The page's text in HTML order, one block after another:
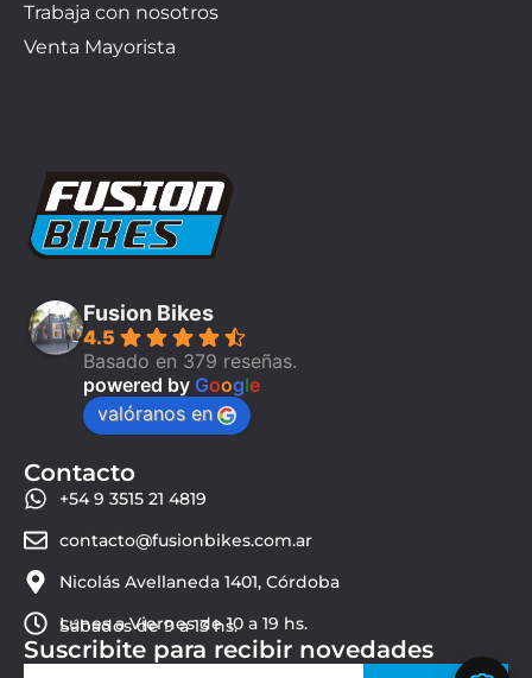
Trabaja con nosotros
Venta Mayorista
Fusion Bikes
4.5
Basado en 379 reseñas.
powered by Google
valóranos en
Contacto
+54 9 3515 21 4819
contacto@fusionbikes.com.ar
Nicolás Avellaneda 1401, Córdoba
Lunes a Viernes de 10 a 19 hs.
Sábados de 9 a 13 hs.
Suscribite para recibir novedades